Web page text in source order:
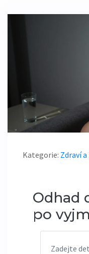
Kategorie: Zdraví
Odhad
po
Zadejte